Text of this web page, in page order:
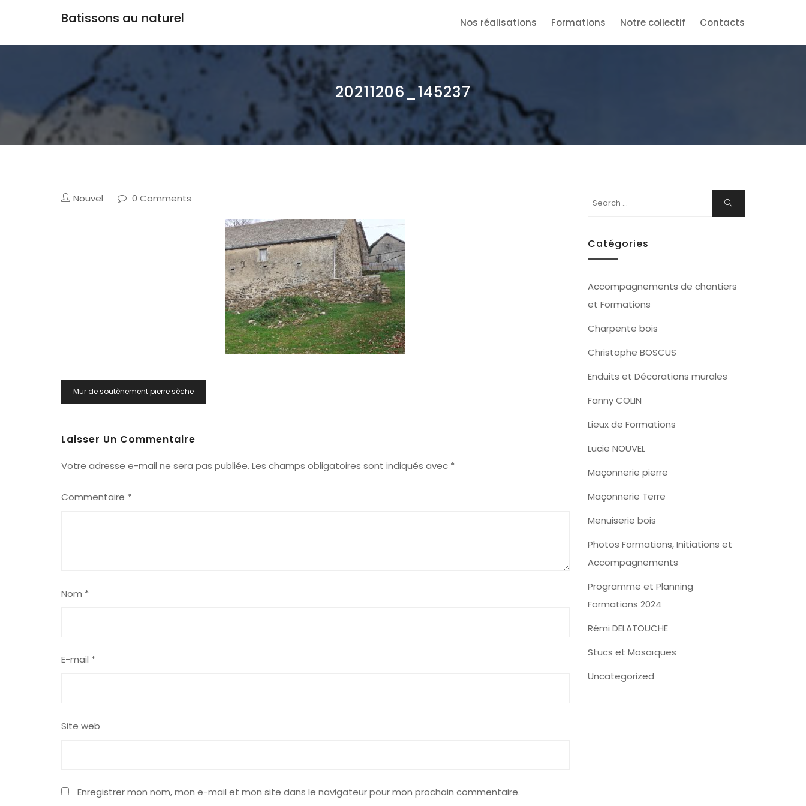
Batissons au naturel Nos réalisations Formations Notre collectif Contacts
20211206_145237
Nouvel 0 Comments
Navigation
De
Mur de soutènement pierre sèche
Laisser Un Commentaire
Votre adresse e-mail ne sera pas publiée. Les champs obligatoires sont indiqués avec *
Commentaire *
Nom *
E-mail *
Site web
Enregistrer mon nom, mon e-mail et mon site dans le navigateur pour mon prochain commentaire.
Search
Search
Catégories
Accompagnements de chantiers
et Formations
Charpente bois
Christophe BOSCUS
Enduits et Décorations murales
Fanny COLIN
Lieux de Formations
Lucie NOUVEL
Maçonnerie pierre
Maçonnerie Terre
Menuiserie bois
Photos Formations, Initiations et
Accompagnements
Programme et Planning
Formations 2024
Rémi DELATOUCHE
Stucs et Mosaïques
Uncategorized